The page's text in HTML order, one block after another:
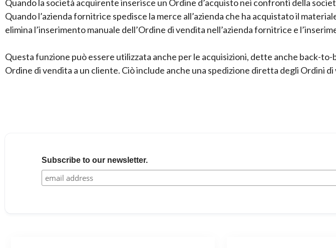
Quando la società acquirente inserisce un Ordine d’acquisto nei confronti della
Quando l’azienda fornitrice spedisce la merce all’azienda che ha acquistato il
elimina l’inserimento manuale dell’Ordine di vendita nell’azienda fornitrice e
Questa funzione può essere utilizzata anche per le acquisizioni, dette anche back-
Ordine di vendita a un cliente. Ciò include anche una spedizione diretta degli Ordini
Subscribe to our newsletter.